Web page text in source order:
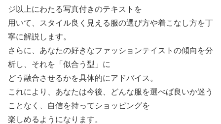
ジ以上にわたる写真付きのテキストを
用いて、スタイル良く見える服の選び方や着こなし方を丁
寧に解説します。
さらに、あなたの好きなファッションテイストの傾向を分
析し、それを「似合う型」に
どう融合させるかを具体的にアドバイス。
これにより、あなたは今後、どんな服を選べば良いか迷う
ことなく、自信を持ってショッピングを
楽しめるようになります。